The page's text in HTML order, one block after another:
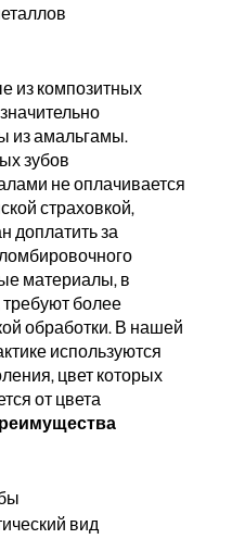
из композитных
из амальгамы.
зубов
не оплачивается
страховкой,
доплатить за
материалы, в
более
обработки. В нашей
используются
цвет которых
от цвета
вид